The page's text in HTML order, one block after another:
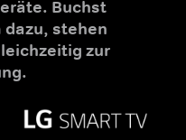
Buchst
dazu, stehen
zur